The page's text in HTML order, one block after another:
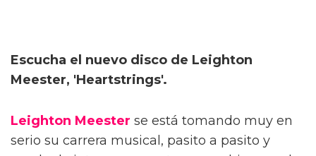
Escucha el nuevo disco de Leighton
Meester, 'Heartstrings'.
Leighton Meester se está tomando muy en
serio su carrera musical, pasito a pasito y